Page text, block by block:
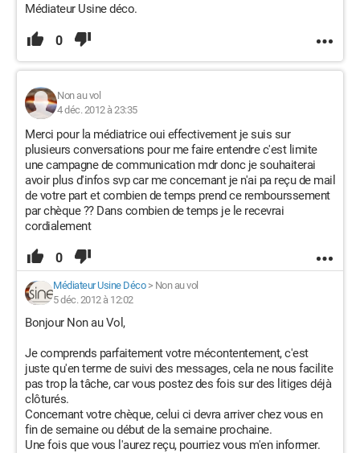
Médiateur Usine déco.
0
Non au vol
4 déc. 2012 à 23:35
Merci pour la médiatrice oui effectivement je suis sur
plusieurs conversations pour me faire entendre c'est limite
une campagne de communication mdr donc je souhaiterai
avoir plus d'infos svp car me concernant je n'ai pa reçu de mail
de votre part et combien de temps prend ce rembourssement
par chèque ?? Dans combien de temps je le recevrai
cordialement
0
Médiateur Usine Déco> Non au vol
5 déc. 2012 à 12:02
Bonjour Non au Vol,
Je comprends parfaitement votre mécontentement, c'est
juste qu'en terme de suivi des messages, cela ne nous facilite
pas trop la tâche, car vous postez des fois sur des litiges déjà
clôturés.
Concernant votre chèque, celui ci devra arriver chez vous en
fin de semaine ou début de la semaine prochaine.
Une fois que vous l'aurez reçu, pourriez vous m'en informer.